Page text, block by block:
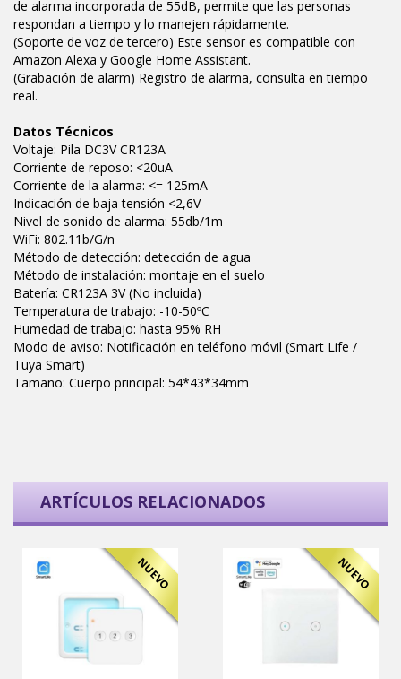
de alarma incorporada de 55dB, permite que las personas
respondan a tiempo y lo manejen rápidamente.
(Soporte de voz de tercero) Este sensor es compatible con
Amazon Alexa y Google Home Assistant.
(Grabación de alarm) Registro de alarma, consulta en tiempo
real.
Datos Técnicos
Voltaje: Pila DC3V CR123A
Corriente de reposo: <20uA
Corriente de la alarma: <= 125mA
Indicación de baja tensión <2,6V
Nivel de sonido de alarma: 55db/1m
WiFi: 802.11b/G/n
Método de detección: detección de agua
Método de instalación: montaje en el suelo
Batería: CR123A 3V (No incluida)
Temperatura de trabajo: -10-50ºC
Humedad de trabajo: hasta 95% RH
Modo de aviso: Notificación en teléfono móvil (Smart Life /
Tuya Smart)
Tamaño: Cuerpo principal: 54*43*34mm
ARTÍCULOS RELACIONADOS
NUEVO NUEVO